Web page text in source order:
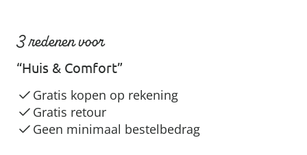
3 redenen voor
“Huis & Comfort”
Gratis kopen op rekening
Gratis retour
Geen minimaal bestelbedrag